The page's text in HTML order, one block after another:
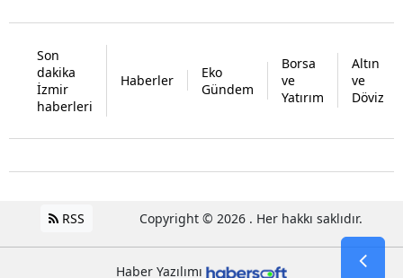
Son
dakika
İzmir
haberleri
Haberler
Eko
Gündem
Borsa
ve
Yatırım
Altın
ve
Döviz
RSS Copyright © 2026 . Her hakkı saklıdır.
Haber Yazılımı